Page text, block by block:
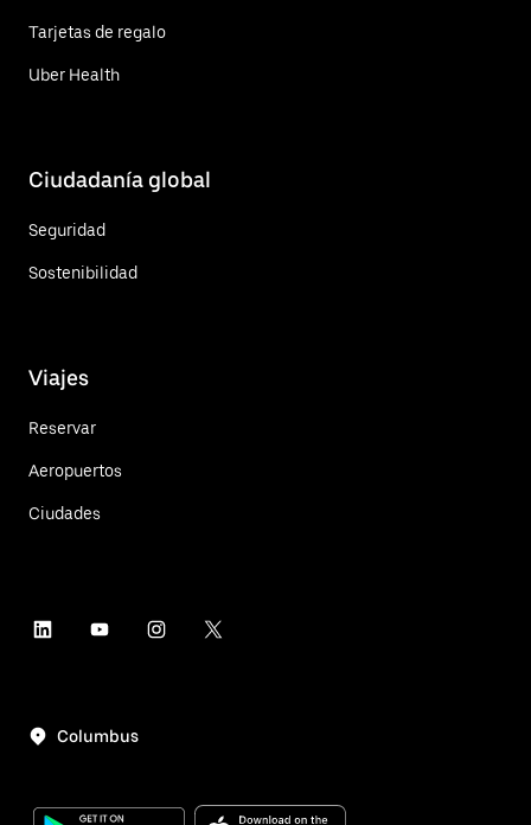
Tarjetas de regalo
Uber Health
Ciudadanía global
Seguridad
Sostenibilidad
Viajes
Reservar
Aeropuertos
Ciudades
Columbus